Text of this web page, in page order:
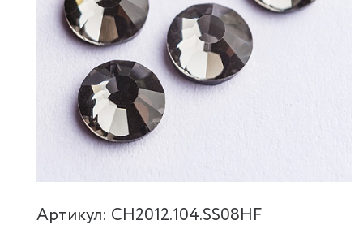
Артикул: CH2012.104.SS08HF